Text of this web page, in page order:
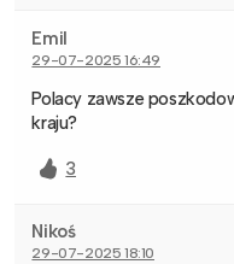
Emil
29-07-2025 16:49
Polacy zawsze
kraju?
3
Nikoś
29-07-2025 18:10